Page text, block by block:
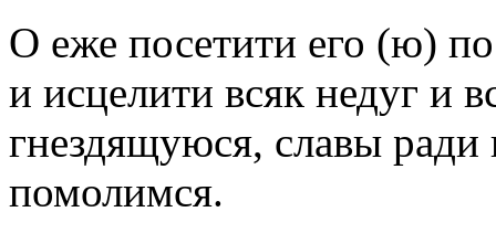
О еже посетити его (ю)
и исцелити всяк недуг и
гнездящуюся, славы
помолимся.